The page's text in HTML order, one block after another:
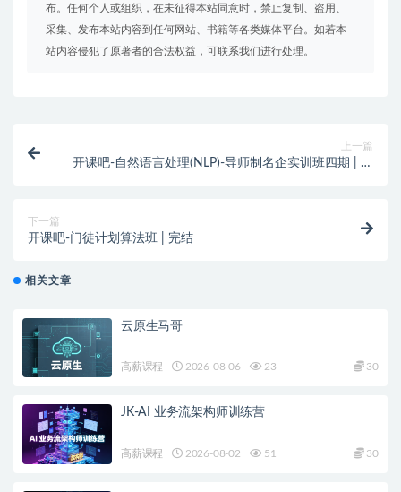
布。任何个人或组织，在未征得本站同意时，禁止复制、盗用、
采集、发布本站内容到任何网站、书籍等各类媒体平台。如若本
站内容侵犯了原著者的合法权益，可联系我们进行处理。
上一篇
开课吧-自然语言处理(NLP)-导师制名企实训班四期 | 完
下一篇
开课吧-门徒计划算法班 | 完结
相关文章
云原生马哥
高薪课程 2026-08-06 23 30
JK-AI 业务流架构师训练营
高薪课程 2026-08-02 51 30